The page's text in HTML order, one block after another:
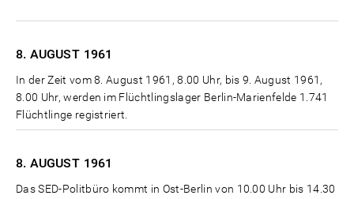
8. AUGUST 1961
In der Zeit vom 8. August 1961, 8.00 Uhr, bis 9. August 1961,
8.00 Uhr, werden im Flüchtlingslager Berlin-Marienfelde 1.741
Flüchtlinge registriert.
8. AUGUST 1961
Das SED-Politbüro kommt in Ost-Berlin von 10.00 Uhr bis 14.30